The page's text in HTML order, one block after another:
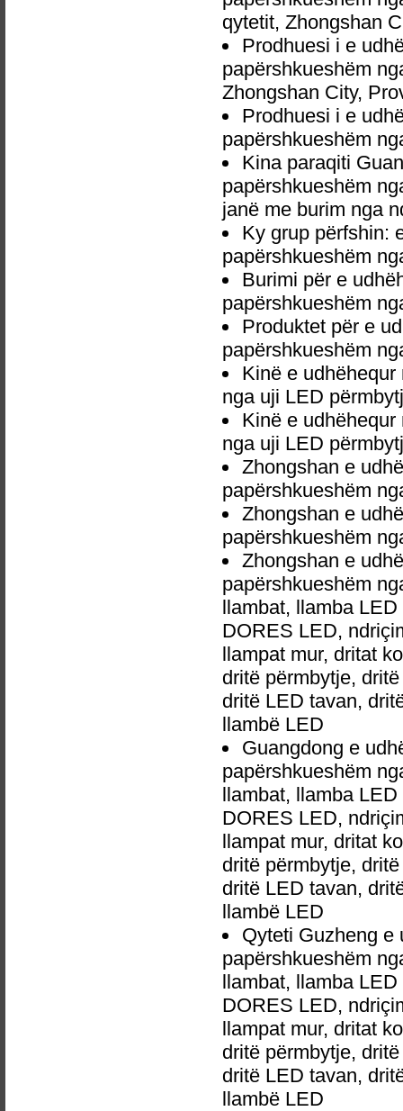
qytetit, Zhongshan
Prodhuesi i e
papërshkueshëm
Zhongshan City,
Prodhuesi i e
papërshkueshëm
Kina paraqiti
papërshkueshëm
janë me burim nga
Ky grup përfshin:
papërshkueshëm
Burimi për e
papërshkueshëm
Produktet për e
papërshkueshëm
Kinë e
nga uji LED
Kinë e
nga uji LED
Zhongshan e
papërshkueshëm
Zhongshan e
papërshkueshëm
Zhongshan e
papërshkueshëm
llambat, llamba
DORES LED,
llampat mur, dritat
dritë përmbytje,
dritë LED tavan,
llambë LED
Guangdong e
papërshkueshëm
llambat, llamba
DORES LED,
llampat mur, dritat
dritë përmbytje,
dritë LED tavan,
llambë LED
Qyteti Guzheng e
papërshkueshëm
llambat, llamba
DORES LED,
llampat mur, dritat
dritë përmbytje,
dritë LED tavan,
llambë LED